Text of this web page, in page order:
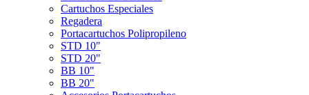
Cartuchos Especiales
Regadera
Portacartuchos Polipropileno
STD 10"
STD 20"
BB 10"
BB 20"